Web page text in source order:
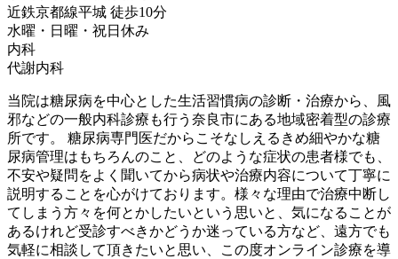
近鉄京都線平城 徒歩10分
水曜・日曜・祝日 休み
内科
代謝内科
当院は糖尿病を中心とした生活習慣病の診断・治療から、風
邪などの一般内科診療も行う奈良市にある地域密着型の診療
所です。 糖尿病専門医だからこそなしえるきめ細やかな糖
尿病管理はもちろんのこと、どのような症状の患者様でも、
不安や疑問をよく聞いてから病状や治療内容について丁寧に
説明することを心がけております。様々な理由で治療中断し
てしまう方々を何とかしたいという思いと、気になることが
あるけれど受診すべきかどうか迷っている方など、遠方でも
気軽に相談して頂きたいと思い、この度オンライン診療を導